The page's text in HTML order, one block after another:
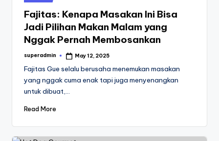
in
Fajitas: Kenapa Masakan Ini Bisa
Jadi Pilihan Makan Malam yang
Nggak Pernah Membosankan
Posted
superadmin May 12, 2025
Fajitas Gue selalu berusaha menemukan masakan
yang nggak cuma enak tapi juga menyenangkan
untuk dibuat,…
Read More